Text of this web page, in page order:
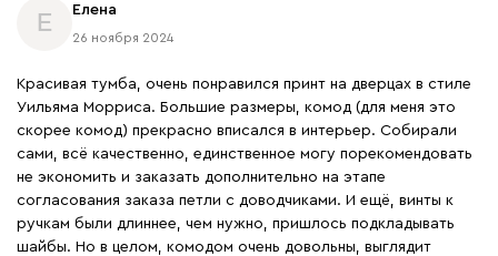
Е
Елена
26 ноября 2024
Красивая тумба, очень понравился принт на дверцах в стиле
Уильяма Морриса. Большие размеры, комод (для меня это
скорее комод) прекрасно вписался в интерьер. Собирали
сами, всё качественно, единственное могу порекомендовать
не экономить и заказать дополнительно на этапе
согласования заказа петли с доводчиками. И ещё, винты к
ручкам были длиннее, чем нужно, пришлось подкладывать
шайбы. Но в целом, комодом очень довольны, выглядит